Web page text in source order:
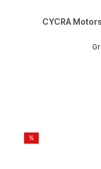
CYCRA
%